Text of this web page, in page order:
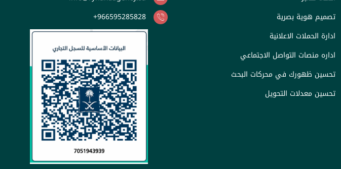
تصميم هوية بصرية
ادارة الحملات الاعلانية
اداره منصات التواصل الاجتماعي
تحسين ظهورك في محركات البحث
تحسين معدلات التحويل
966595285828+